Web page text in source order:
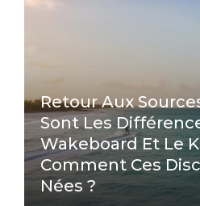
Retour Aux
Sont Les
Wakeboard Et Le
Comment Ces
Nées ?